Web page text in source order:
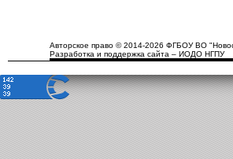
Авторское право © 2014-2026 ФГБОУ ВО
Разработка и поддержка сайта – ИОДО НГПУ